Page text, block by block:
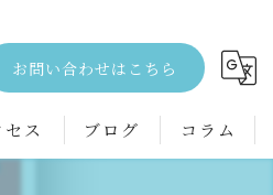
お問い合わせはこちら
セス ブログ コラム